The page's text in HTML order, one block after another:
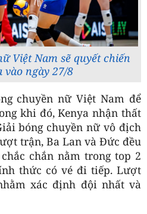
Việt Nam sẽ quyết chiến
vào ngày 27/8
chuyền nữ Việt Nam để
khi đó, Kenya nhận thất
bóng chuyền nữ vô địch
trận, Ba Lan và Đức đều
chắn nằm trong top 2
thức có vé đi tiếp. Lượt
xác định đội nhất và